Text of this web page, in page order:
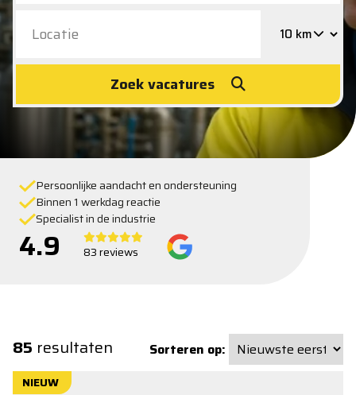
Zoek vacatures
Persoonlijke aandacht en ondersteuning
Binnen 1 werkdag reactie
Specialist in de industrie
4.9 83 reviews
85 resultaten Sorteren op:
NIEUW